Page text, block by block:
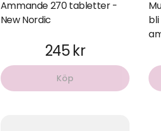
Ammande 270 tabletter -
New Nordic
245 kr
Köp